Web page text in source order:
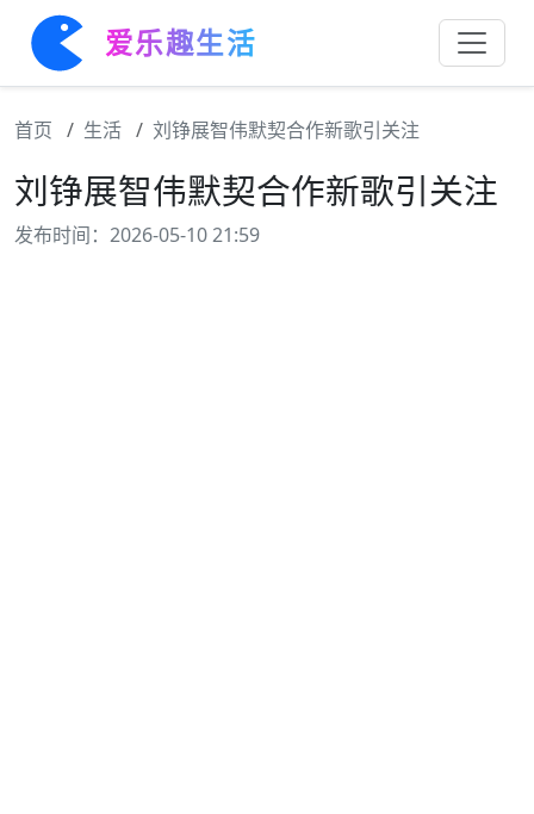
爱乐趣生活
首页 生活 刘铮展智伟默契合作新歌引关注
刘铮展智伟默契合作新歌引关注
发布时间：2026-05-10 21:59